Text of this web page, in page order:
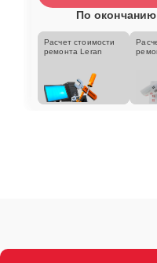
По
Расчет стоимости
ремонта Leran